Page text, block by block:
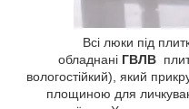
Всі люки під
обладнані ГВЛВ
вологостійкий), який
площиною для